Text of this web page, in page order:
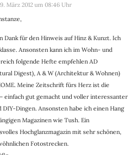
März 2012 um 08:46 Uhr
Dank für den Hinweis auf Hinz & Kunzt. Ich
Ansonsten kann ich im Wohn- und
folgende Hefte empfehlen AD
Digest), A & W (Architektur & Wohnen)
Meine Zeitschrift fürs Herz ist die
einfach gut gemacht und voller interessanter
DIY-Dingen. Ansonsten habe ich einen Hang
Magazinen wie Tush. Ein
Hochglanzmagazin mit sehr schönen,
Fotostrecken.